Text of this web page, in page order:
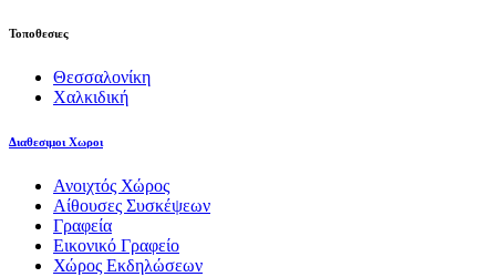
Τοποθεσιες
Θεσσαλονίκη
Χαλκιδική
Διαθεσιμοι Χωροι
Ανοιχτός Χώρος
Αίθουσες Συσκέψεων
Γραφεία
Εικονικό Γραφείο
Χώρος Εκδηλώσεων